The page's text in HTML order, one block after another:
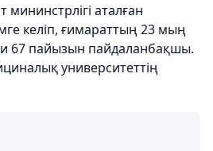
аталған
келіп, ғимараттың 23 мың
67 пайызын пайдаланбақшы.
университеттің